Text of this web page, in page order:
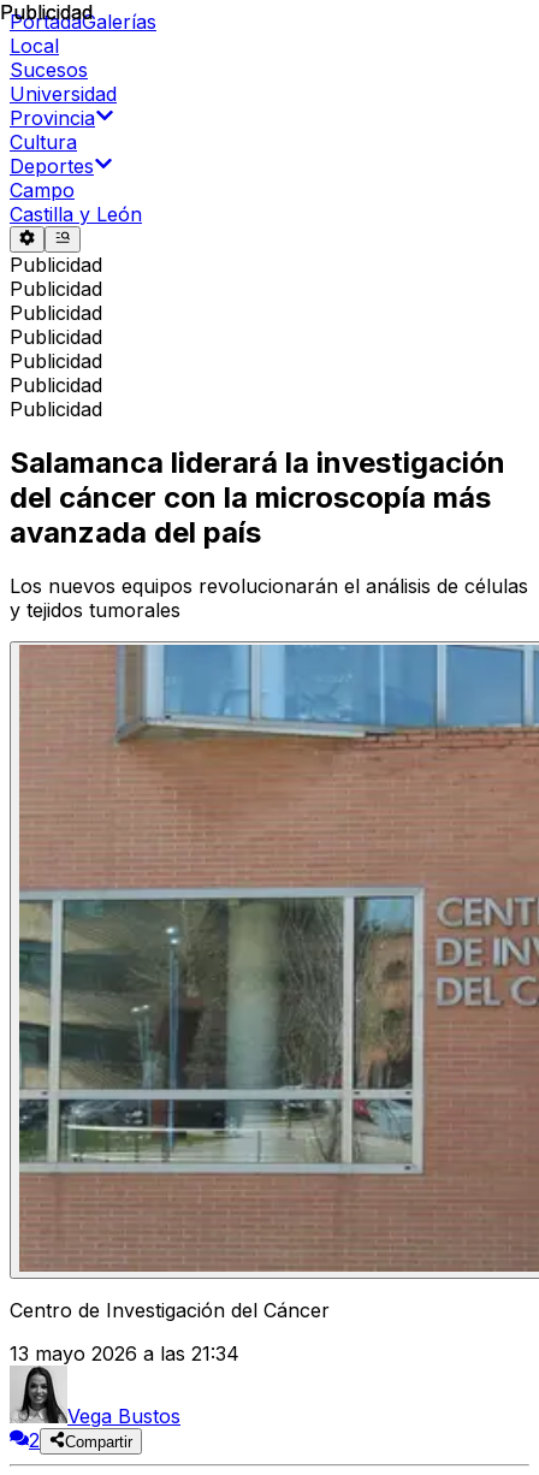
PortadaGalerías
Local
Sucesos
Universidad
Provincia
Cultura
Deportes
Campo
Castilla y León
Publicidad
Publicidad
Publicidad
Publicidad
Publicidad
Publicidad
Publicidad
Publicidad
Salamanca liderará la investigación
del cáncer con la microscopía más
avanzada del país
Los nuevos equipos revolucionarán el análisis de células
y tejidos tumorales
Centro de Investigación del Cáncer
13 mayo 2026 a las 21:34
Vega Bustos
2
Compartir
Publicidad